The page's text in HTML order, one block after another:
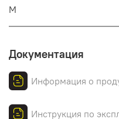
М
Документация
Информация о
Инструкция по